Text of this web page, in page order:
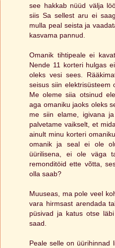
see hakkab nüüd välja
siis Sa sellest aru ei
mulla peal seista ja
kasvama pannud.
Omanik tihtipeale ei
Nende 11 korteri hulgas
oleks vesi sees.
seisus siin elektrisüsteem
Me oleme siia otsinud
aga omaniku jaoks oleks
me siin elame, igivana
palvetame vaikselt, et
ainult minu korteri
omanik ja seal ei ole
üürilisena, ei ole väga
remonditöid ette võtta,
olla saab?
Muuseas, ma pole veel
vara hirmsast arendada
püsivad ja katus otse
saad.
Peale selle on üürihinnad